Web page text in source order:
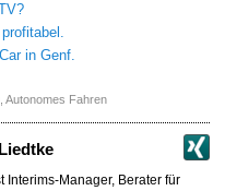
in Genf.
Autonomes Fahren
Interims-Manager, Berater für